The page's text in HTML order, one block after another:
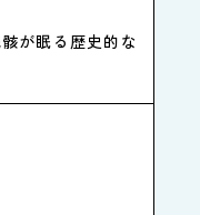
が眠る歴史的な